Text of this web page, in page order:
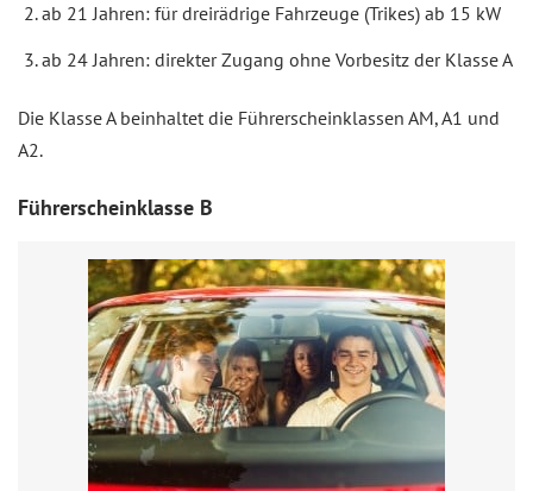
ab 21 Jahren: für dreirädrige Fahrzeuge (Trikes) ab 15 kW
ab 24 Jahren: direkter Zugang ohne Vorbesitz der Klasse A
Die Klasse A beinhaltet die Führerscheinklassen AM, A1 und
A2.
Führerscheinklasse B